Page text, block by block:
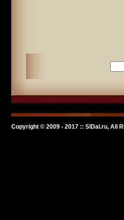
Copyright © 2009 - 2017 :: SlDal.ru, All